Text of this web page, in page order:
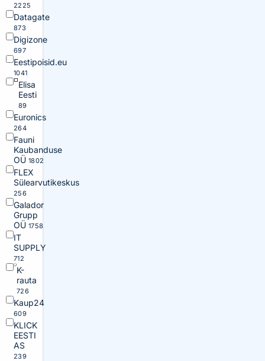
2225
Datagate
873
Digizone
697
Eestipoisid.eu
1041
Elisa
Eesti
89
Euronics
264
Fauni
Kaubanduse
OÜ 1802
FLEX
Sülearvutikeskus
256
Galador
Grupp
OÜ 1758
IT
SUPPLY
712
K-
rauta
726
Kaup24
609
KLICK
EESTI
AS
239